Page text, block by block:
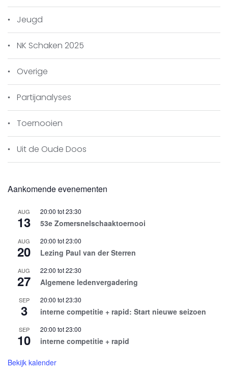
Jeugd
NK Schaken 2025
Overige
Partijanalyses
Toernooien
Uit de Oude Doos
Aankomende evenementen
AUG
13
20:00 tot23:30
53e Zomersnelschaaktoernooi
AUG
20
20:00 tot23:00
Lezing Paul van der Sterren
AUG
27
22:00 tot22:30
Algemene ledenvergadering
SEP
3
20:00 tot23:30
interne competitie + rapid: Start nieuwe seizoen
SEP
10
20:00 tot23:00
interne competitie + rapid
Bekijk kalender